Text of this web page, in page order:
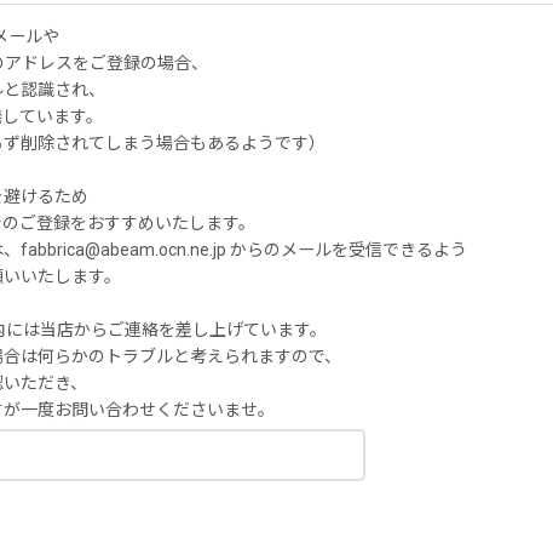
ールや
ドレスをご登録の場合、
認識され、
ています。
削除されてしまう場合もあるようです）
けるため
ご登録をおすすめいたします。
fabbrica@abeam.ocn.ne.jp からのメールを受信できるよう
いたします。
は当店からご連絡を差し上げています。
は何らかのトラブルと考えられますので、
ただき、
一度お問い合わせくださいませ。